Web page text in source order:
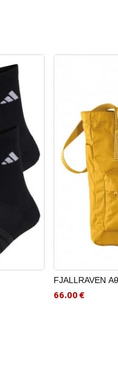
FJALLRAVEN
66.00 €